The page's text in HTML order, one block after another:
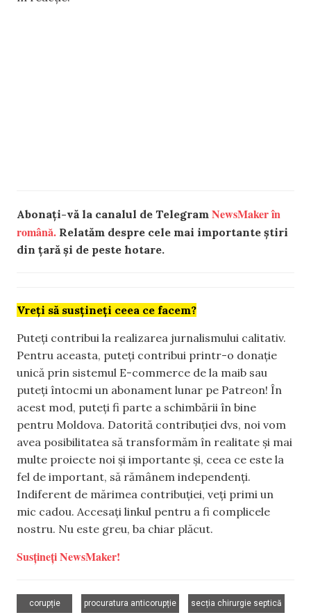
Abonați-vă la canalul de Telegram NewsMaker în
română. Relatăm despre cele mai importante știri
din țară și de peste hotare.
Vreți să susțineți ceea ce facem?
Puteți contribui la realizarea jurnalismului calitativ.
Pentru aceasta, puteți contribui printr-o donație
unică prin sistemul E-commerce de la maib sau
puteți întocmi un abonament lunar pe Patreon! În
acest mod, puteți fi parte a schimbării în bine
pentru Moldova. Datorită contribuției dvs, noi vom
avea posibilitatea să transformăm în realitate și mai
multe proiecte noi și importante și, ceea ce este la
fel de important, să rămânem independenți.
Indiferent de mărimea contribuției, veți primi un
mic cadou. Accesați linkul pentru a fi complicele
nostru. Nu este greu, ba chiar plăcut.
Susțineți NewsMaker!
corupție
procuratura anticorupție
secția chirurgie septică